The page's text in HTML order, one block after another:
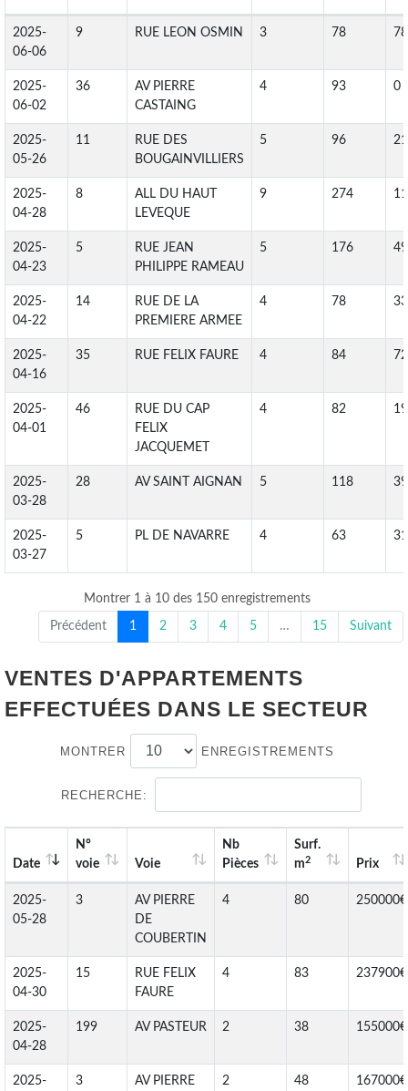
2025-
06-06
9 RUE LEON OSMIN 3 78
2025-
06-02
36
AV PIERRE
CASTAING
4 93 0
2025-
05-26
11
RUE DES
BOUGAINVILLIERS
5 96
2025-
04-28
8
ALL DU HAUT
LEVEQUE
9 274
2025-
04-23
5
RUE JEAN
PHILIPPE RAMEAU
5 176
2025-
04-22
14
RUE DE LA
PREMIERE ARMEE
4 78
2025-
04-16
35 RUE FELIX FAURE 4 84
2025-
04-01
46
RUE DU CAP
FELIX
JACQUEMET
4 82
2025-
03-28
28 AV SAINT AIGNAN 5 118
2025-
03-27
5 PL DE NAVARRE 4 63
Montrer 1 à 10 des 150 enregistrements
Précédent 1 2 3 4 5 … 15 Suivant
VENTES D'APPARTEMENTS
EFFECTUÉES DANS LE SECTEUR
MONTRER ENREGISTREMENTS
RECHERCHE:
Date
N°
voie
Voie
Nb
Pièces
Surf.
m2 Prix
2025-
05-28
3
AV PIERRE
DE
COUBERTIN
4 80 250000€
2025-
04-30
15
RUE FELIX
FAURE
4 83 237900€
2025-
04-28
199 AV PASTEUR 2 38 155000€
2025-
3
AV PIERRE
2 48 167000€